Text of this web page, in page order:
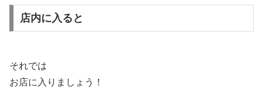
店内に入ると
それでは
お店に入りましょう！